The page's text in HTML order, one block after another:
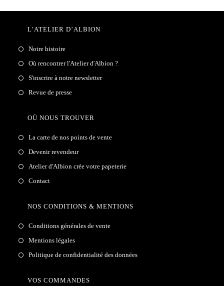
L’ATELIER D’ALBION
Notre histoire
Où rencontrer l'Atelier d'Albion ?
S'inscrire à notre newsletter
Revue de presse
OÙ NOUS TROUVER
La carte de nos points de vente
Devenir revendeur
Atelier d'Albion crée votre papeterie
Contact
NOS CONDITIONS & MENTIONS
Conditions générales de vente
Mentions légales
Politique de confidentialité des données
VOS COMMANDES